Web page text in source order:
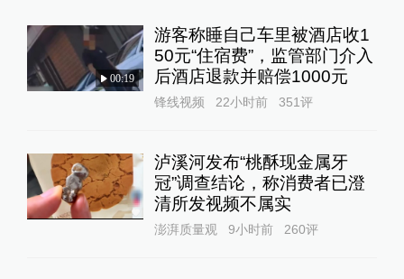
00:19
游客称睡自己车里被酒店收1
50元“住宿费”，监管部门介入
后酒店退款并赔偿1000元
锋线视频 22小时前 351评
泸溪河发布“桃酥现金属牙
冠”调查结论，称消费者已澄
清所发视频不属实
澎湃质量观 9小时前 260评